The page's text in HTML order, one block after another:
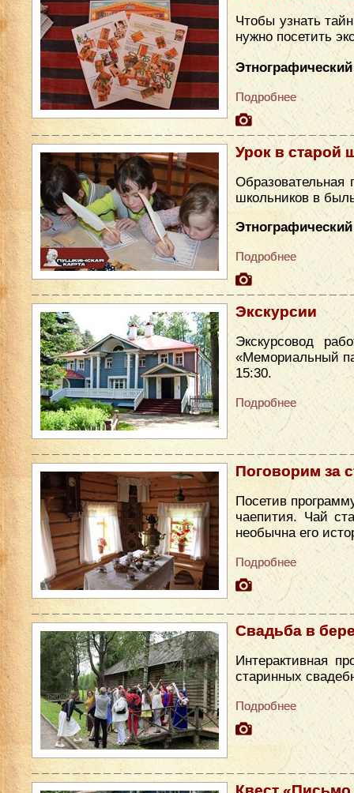
Чтобы узнать
нужно посетить
Подробнее
Урок в старой
школьников в
Подробнее
Экскурсии
Экскурсовод
«Мемориальный
15:30.
Подробнее
Поговорим за
Посетив
чаепития. Чай
необычна его
Подробнее
Свадьба в
Интерактивная
старинных
Подробнее